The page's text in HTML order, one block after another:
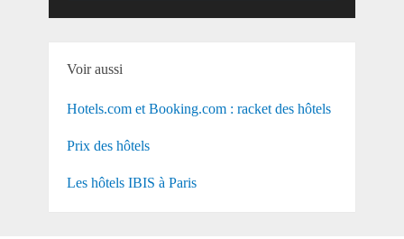
Voir aussi
Hotels.com et Booking.com : racket des hôtels
Prix des hôtels
Les hôtels IBIS à Paris